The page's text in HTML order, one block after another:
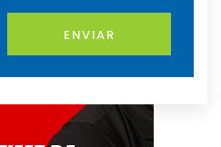
ENVIAR